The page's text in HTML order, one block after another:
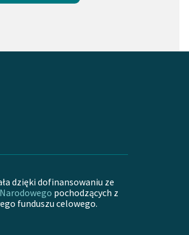
dzięki dofinansowaniu ze
pochodzących z
funduszu celowego.